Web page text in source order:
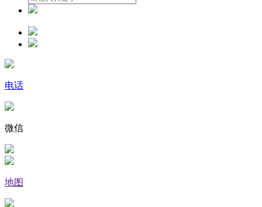
电话
微信
地图